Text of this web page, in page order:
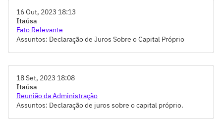
16 Out, 2023 18:13
Itaúsa
Fato Relevante
Assuntos: Declaração de Juros Sobre o Capital Próprio
18 Set, 2023 18:08
Itaúsa
Reunião da Administração
Assuntos: Declaração de juros sobre o capital próprio.